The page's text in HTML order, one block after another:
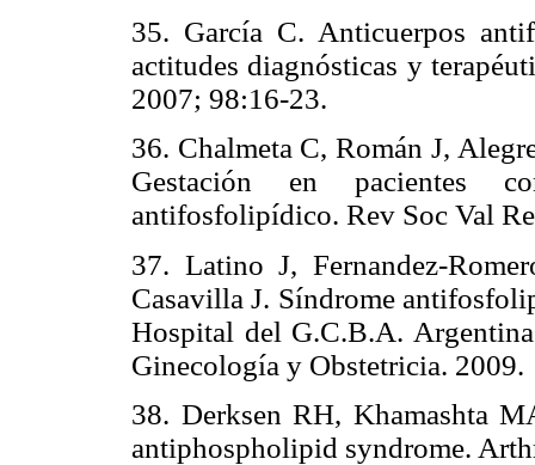
35. García C. Anticuerpos
actitudes diagnósticas y
2007; 98:16-23.
36. Chalmeta C, Román J,
Gestación en pacientes
antifosfolipídico. Rev Soc Val
37. Latino J, Fernandez-
Casavilla J. Síndrome
Hospital del G.C.B.A.
Ginecología y Obstetricia. 2009.
38. Derksen RH, Khamashta
antiphospholipid syndrome.